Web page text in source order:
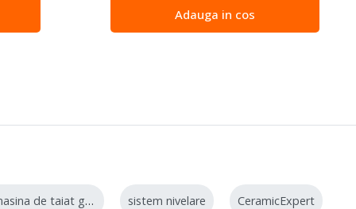
Adauga in cos
masina de taiat gresie sistem nivelare CeramicExpert